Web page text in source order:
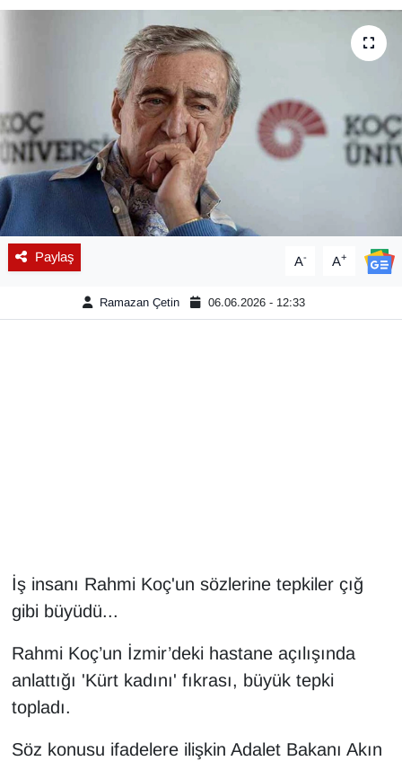
Paylaş A- A+
Ramazan Çetin 06.06.2026 - 12:33
İş insanı Rahmi Koç'un sözlerine tepkiler çığ
gibi büyüdü...
Rahmi Koç’un İzmir’deki hastane açılışında
anlattığı 'Kürt kadını' fıkrası, büyük tepki
topladı.
Söz konusu ifadelere ilişkin Adalet Bakanı Akın
EKONOMİ
Eleman
Emlak
En çok konuşulanlar
GENEL
Güncel
Kamu Alımları
Kültür & Sanat